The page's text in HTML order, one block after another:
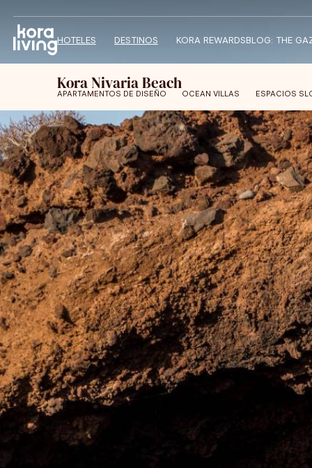
HOTELES DESTINOS KORA REWARDSBLOG: THE
Kora Nivaria Beach
APARTAMENTOS DE DISEÑO OCEAN VILLAS ESPACIOS